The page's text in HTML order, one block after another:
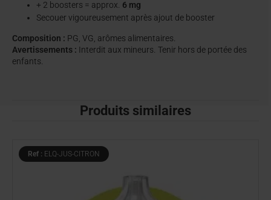
+ 2 boosters = approx. 6 mg
Secouer vigoureusement après ajout de booster
Composition : PG, VG, arômes alimentaires.
Avertissements : Interdit aux mineurs. Tenir hors de portée des
enfants.
Produits similaires
Ref : ELQ-JUS-CITRON